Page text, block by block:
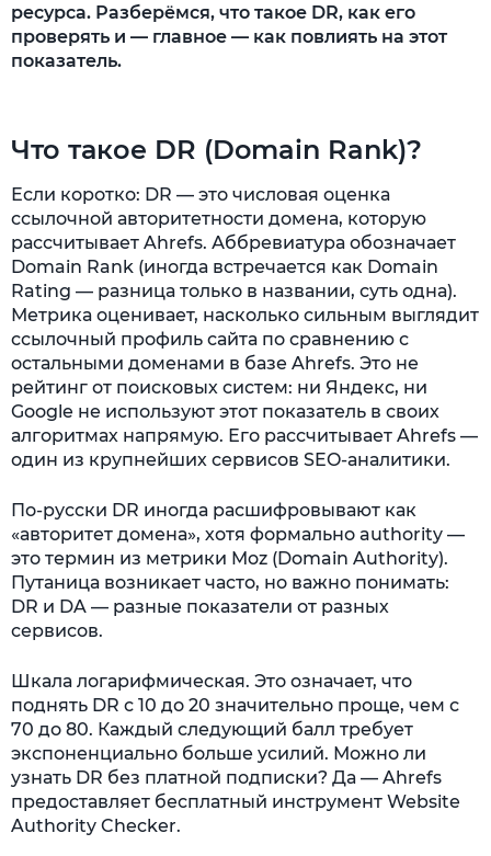
ресурса. Разберёмся, что такое DR, как его
проверять и — главное — как повлиять на этот
показатель.
Что такое DR (Domain Rank)?
Если коротко: DR — это числовая оценка
ссылочной авторитетности домена, которую
рассчитывает Ahrefs. Аббревиатура обозначает
Domain Rank (иногда встречается как Domain
Rating — разница только в названии, суть одна).
Метрика оценивает, насколько сильным выглядит
ссылочный профиль сайта по сравнению с
остальными доменами в базе Ahrefs. Это не
рейтинг от поисковых систем: ни Яндекс, ни
Google не используют этот показатель в своих
алгоритмах напрямую. Его рассчитывает Ahrefs —
один из крупнейших сервисов SEO-аналитики.
По-русски DR иногда расшифровывают как
«авторитет домена», хотя формально authority —
это термин из метрики Moz (Domain Authority).
Путаница возникает часто, но важно понимать:
DR и DA — разные показатели от разных
сервисов.
Шкала логарифмическая. Это означает, что
поднять DR с 10 до 20 значительно проще, чем с
70 до 80. Каждый следующий балл требует
экспоненциально больше усилий. Можно ли
узнать DR без платной подписки? Да — Ahrefs
предоставляет бесплатный инструмент Website
Authority Checker.